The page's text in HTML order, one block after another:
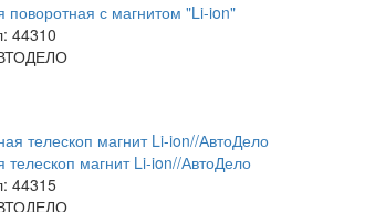
с магнитом "Li-ion"
44310
магнит Li-ion//АвтоДело
44315